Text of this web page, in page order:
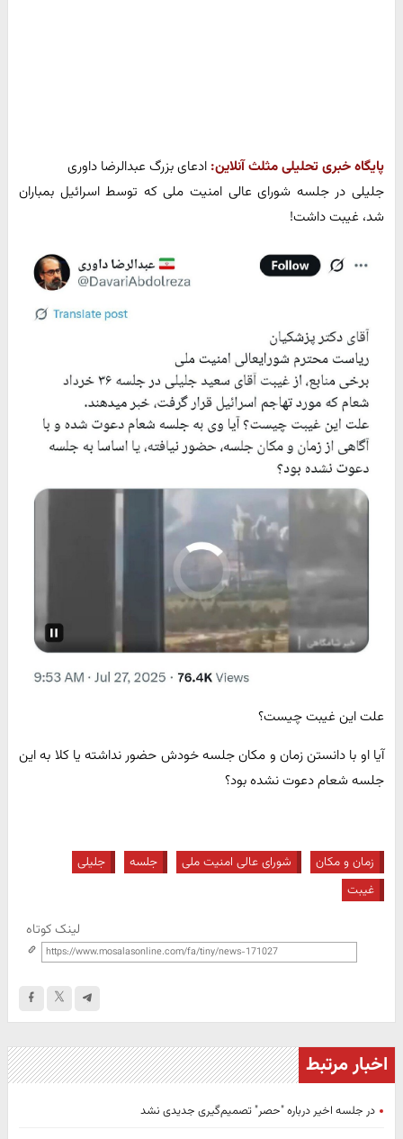
پایگاه خبری تحلیلی مثلث آنلاین: ادعای بزرگ عبدالرضا داوری️
جلیلی در جلسه شورای عالی امنیت ملی که توسط اسرائیل بمباران
شد، غیبت داشت!
علت این غیبت چیست؟
آیا او با دانستن زمان و مکان جلسه خودش حضور نداشته یا کلا به این
جلسه شعام دعوت نشده بود؟
زمان و مکان شورای عالی امنیت ملی جلسه
جلیلی
غیبت
لینک کوتاه
اخبار مرتبط
در جلسه اخیر درباره "حصر" تصمیم‌گیری جدیدی نشد